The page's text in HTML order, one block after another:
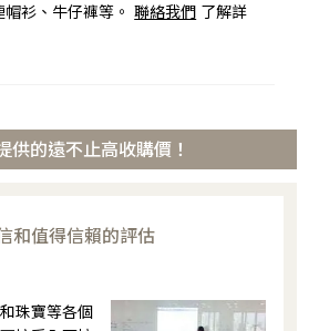
帽衫、牛仔褲等。聯絡我們 了解詳
供的遠不止高收購價！
和值得信賴的評估
珠寶等各個